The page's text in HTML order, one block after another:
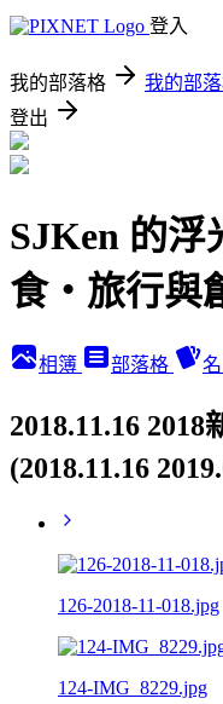
登入
我的部落格 我的部
登出
SJKen 的
食‧旅行與
相簿 部落格
2018.11.16
(2018.11.16
126-2018-11-018.jpg
124-IMG_8229.jpg